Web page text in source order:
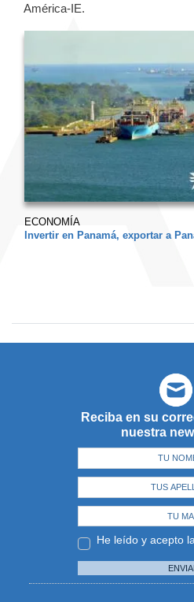
América-IE.
ECONOMÍA
Invertir en Panamá, exportar a
Reciba en su
nuestra
He leído y acepto